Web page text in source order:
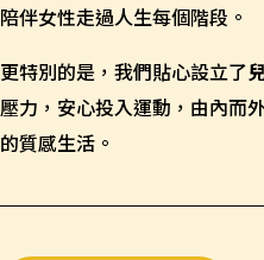
陪伴女性走過人生每個階段。
更特別的是，我們貼心設立了
壓力，安心投入運動，由內而
的質感生活。